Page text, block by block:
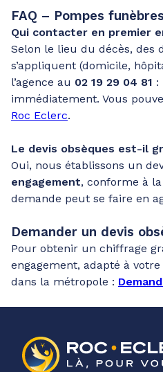
FAQ – Pompes
Qui contacter en premier
Selon le lieu du décès, des
s’appliquent (domicile,
l’agence au 02 19 29 04 81 :
immédiatement. Vous
Roc Eclerc.
Le devis obsèques est-il
Oui, nous établissons un
engagement, conforme à
demande peut se faire en
Demander un devis
Pour obtenir un chiffrage
engagement, adapté à
dans la métropole :